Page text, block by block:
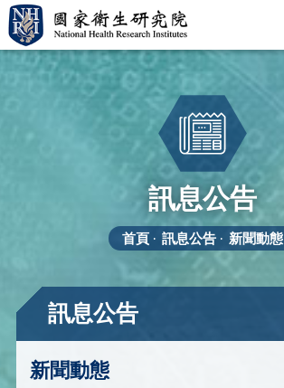
訊息公告
首頁 訊息公告 新聞動態
訊息公告
新聞動態